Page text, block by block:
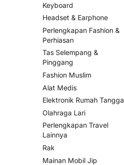
Keyboard
Headset & Earphone
Perlengkapan Fashion &
Perhiasan
Tas Selempang &
Pinggang
Fashion Muslim
Alat Medis
Elektronik Rumah Tangga
Olahraga Lari
Perlengkapan Travel
Lainnya
Rak
Mainan Mobil Jip